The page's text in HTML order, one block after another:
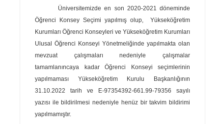
Üniversitemizde en son 2020-2021 döneminde
Öğrenci Konsey Seçimi yapılmış olup, Yükseköğretim
Kurumları Öğrenci Konseyleri ve Yükseköğretim Kurumları
Ulusal Öğrenci Konseyi Yönetmeliğinde yapılmakta olan
mevzuat çalışmaları nedeniyle çalışmalar
tamamlanıncaya kadar Öğrenci Konseyi seçimlerinin
yapılmaması Yükseköğretim Kurulu Başkanlığının
31.10.2022 tarih ve E-97354392-661.99-79356 sayılı
yazısı ile bildirilmesi nedeniyle henüz bir takvim bildirimi
yapılmamıştır.